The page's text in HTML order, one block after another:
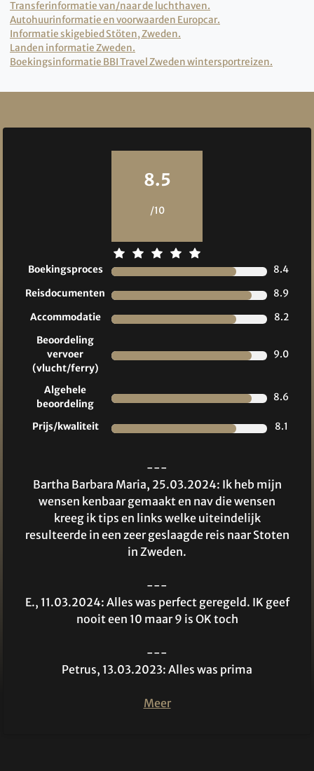
Transferinformatie van/naar de luchthaven.
Autohuurinformatie en voorwaarden Europcar.
Informatie skigebied Stöten, Zweden.
Landen informatie Zweden.
Boekingsinformatie BBI Travel Zweden wintersportreizen.
8.5
/10
Boekingsproces
8.4
Reisdocumenten
8.9
Accommodatie
8.2
Beoordeling
vervoer
(vlucht/ferry)
9.0
Algehele
beoordeling
8.6
Prijs/kwaliteit 8.1
---
Bartha Barbara Maria, 25.03.2024: Ik heb mijn
wensen kenbaar gemaakt en nav die wensen
kreeg ik tips en links welke uiteindelijk
resulteerde in een zeer geslaagde reis naar Stoten
in Zweden.
---
E., 11.03.2024: Alles was perfect geregeld. IK geef
nooit een 10 maar 9 is OK toch
---
Petrus, 13.03.2023: Alles was prima
Meer